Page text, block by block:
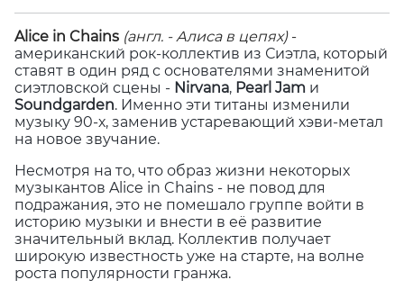
Alice in Chains (англ. - Алиса в цепях)-
американский рок-коллектив из Сиэтла, который
ставят в один ряд с основателями знаменитой
сиэтловской сцены - Nirvana, Pearl Jam и
Soundgarden. Именно эти титаны изменили
музыку 90-х, заменив устаревающий хэви-метал
на новое звучание.
Несмотря на то, что образ жизни некоторых
музыкантов Alice in Chains - не повод для
подражания, это не помешало группе войти в
историю музыки и внести в её развитие
значительный вклад. Коллектив получает
широкую известность уже на старте, на волне
роста популярности гранжа.